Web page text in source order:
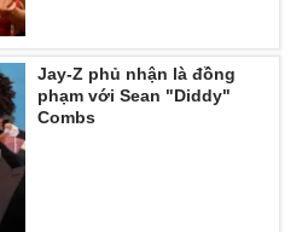
Jay-Z phủ nhận là đồng
phạm với Sean "Diddy"
Combs